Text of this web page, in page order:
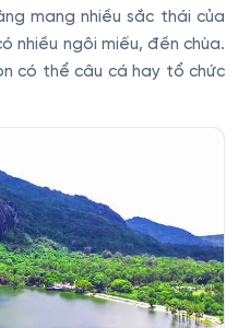
mang nhiều sắc thái của
nhiều ngôi miếu, đền chùa.
có thể câu cá hay tổ chức